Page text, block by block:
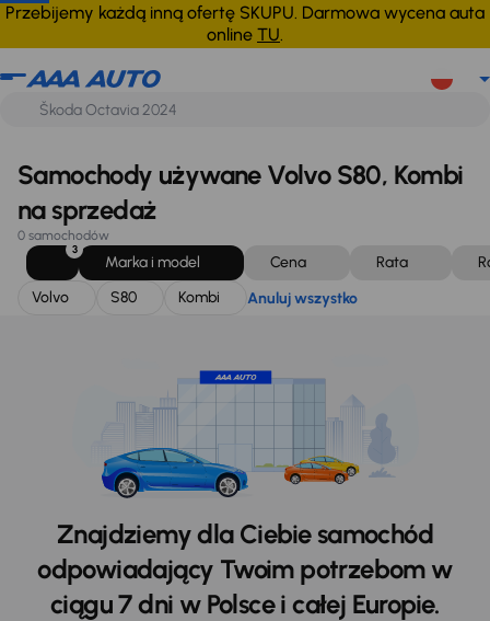
Przebijemy każdą inną ofertę SKUPU. Darmowa wycena auta
online TU.
Volvo S80 Kombi Anuluj wszystko
Samochody używane Volvo S80, Kombi
na sprzedaż
0 samochodów
3
Marka i model Cena Rata
Volvo
S80 Kombi Anuluj wszystko
Znajdziemy dla Ciebie samochód
odpowiadający Twoim potrzebom w
ciągu 7 dni w Polsce i całej Europie.